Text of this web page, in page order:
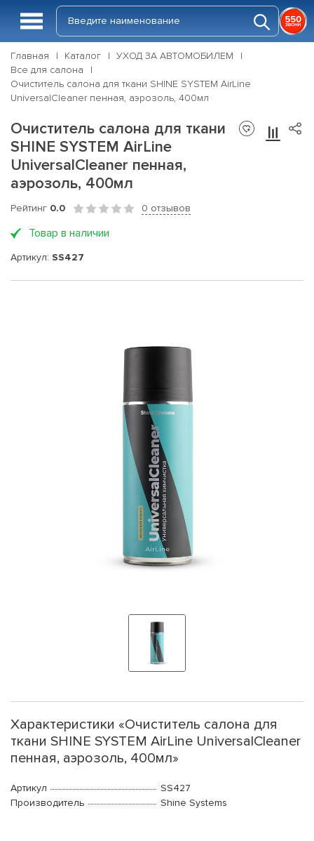
Главная Каталог
УХОД ЗА АВТОМОБИЛЕМ
Все для салона
Очиститель салона для ткани SHINE SYSTEM AirLine
UniversalCleaner пенная, аэрозоль, 400мл
Очиститель салона для ткани
SHINE SYSTEM AirLine
UniversalCleaner пенная,
аэрозоль, 400мл
Рейтинг 0.0 0 отзывов
Товар в наличии
Артикул: SS427
Характеристики «Очиститель салона для
ткани SHINE SYSTEM AirLine UniversalCleaner
пенная, аэрозоль, 400мл»
Артикул
SS427
Производитель
Shine Systems